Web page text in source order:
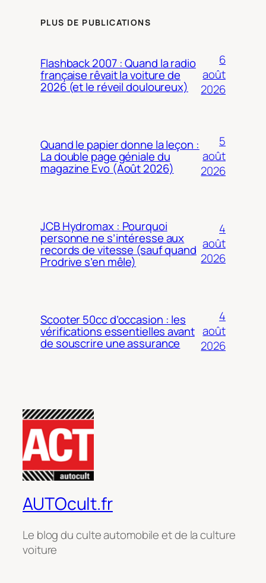
PLUS DE PUBLICATIONS
Flashback 2007 : Quand la radio
française rêvait la voiture de
2026 (et le réveil douloureux)
6
août
2026
Quand le papier donne la leçon :
La double page géniale du
magazine Evo (Août 2026)
5
août
2026
JCB Hydromax : Pourquoi
personne ne s’intéresse aux
records de vitesse (sauf quand
Prodrive s’en mêle)
4
août
2026
Scooter 50cc d’occasion : les
vérifications essentielles avant
de souscrire une assurance
4
août
2026
AUTOcult.fr
Le blog du culte automobile et de la culture
voiture